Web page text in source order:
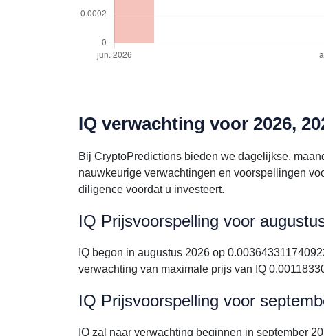
IQ verwachting voor 2026,
Bij CryptoPredictions bieden we dagelijkse,
nauwkeurige verwachtingen en voorspellingen
diligence voordat u investeert.
IQ Prijsvoorspelling voor
IQ begon in augustus 2026 op
verwachting van maximale prijs van IQ
IQ Prijsvoorspelling voor
IQ zal naar verwachting beginnen in september